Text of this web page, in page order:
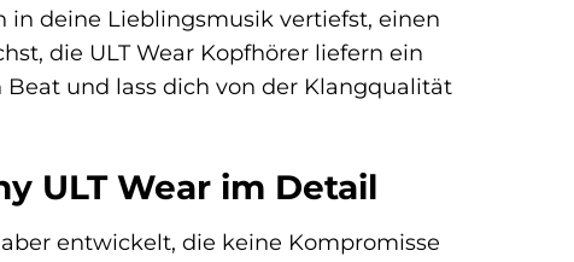
in deine Lieblingsmusik vertiefst, einen
die ULT Wear Kopfhörer liefern ein
und lass dich von der Klangqualität
ULT Wear im Detail
entwickelt, die keine Kompromisse